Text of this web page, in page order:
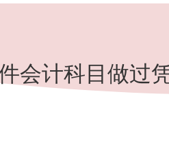
会计科目做过